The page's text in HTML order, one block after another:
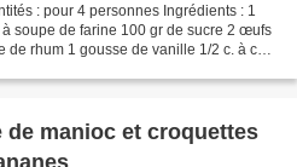
: pour 4 personnes Ingrédients : 1
soupe de farine 100 gr de sucre 2 œufs
rhum 1 gousse de vanille 1/2 c. à café
manioc et croquettes